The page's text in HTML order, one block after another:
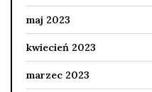
maj 2023
kwiecień 2023
marzec 2023